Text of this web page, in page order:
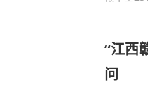
“江西
问